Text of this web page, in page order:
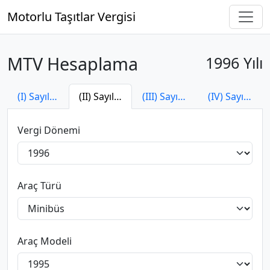
Motorlu Taşıtlar Vergisi
1996 Yılı
MTV Hesaplama
(I) Sayılı Tarife (II) Sayılı Tarife (III) Sayılı Tarife (IV) Sayılı Tarife
Vergi Dönemi
Araç Türü
Araç Modeli